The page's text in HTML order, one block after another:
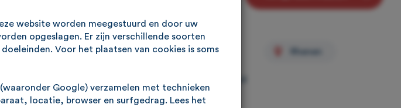
€ 15.950
vanaf €
website worden meegestuurd en door uw
opgeslagen. Er zijn verschillende soorten
Voor het plaatsen van cookies is soms
Google) verzamelen met technieken
locatie, browser en surfgedrag. Lees het